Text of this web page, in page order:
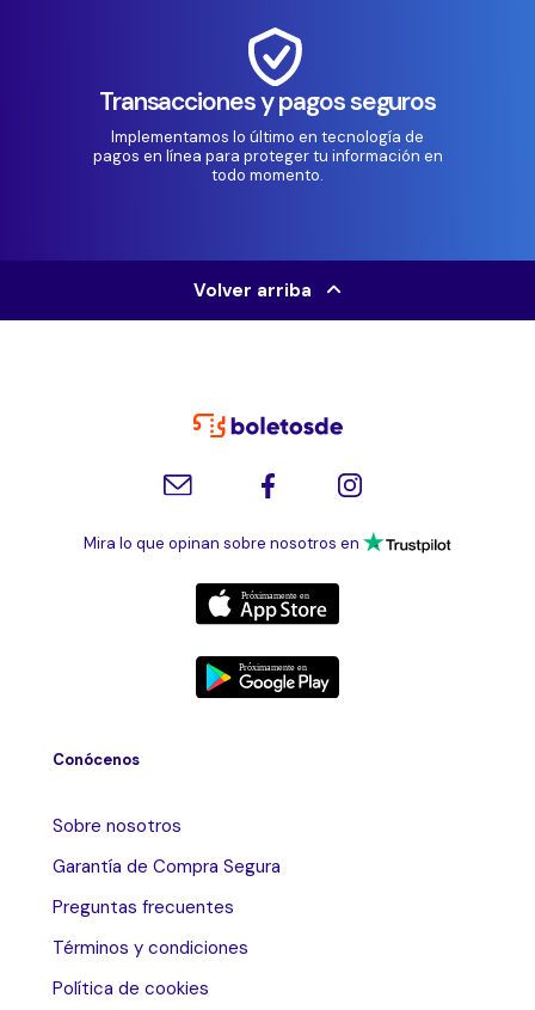
Transacciones y pagos seguros
Implementamos lo último en tecnología de
pagos en línea para proteger tu información en
todo momento.
Volver arriba
Mira lo que opinan sobre nosotros en
Conócenos
Sobre nosotros
Garantía de Compra Segura
Preguntas frecuentes
Términos y condiciones
Política de cookies